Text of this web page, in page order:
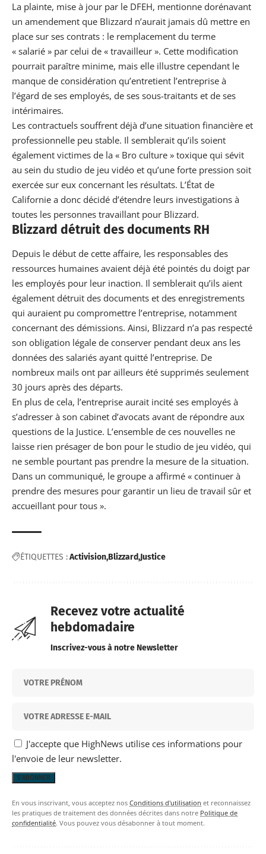
La plainte, mise à jour par le DFEH, mentionne dorénavant
un amendement que Blizzard n’aurait jamais dû mettre en
place sur ses contrats : le remplacement du terme
« salarié » par celui de « travailleur ». Cette modification
pourrait paraître minime, mais elle illustre cependant le
manque de considération qu’entretient l’entreprise à
l’égard de ses employés, de ses sous-traitants et de ses
intérimaires.
Les contractuels souffrent déjà d’une situation financière et
professionnelle peu stable. Il semblerait qu’ils soient
également victimes de la « Bro culture » toxique qui sévit
au sein du studio de jeu vidéo et qu’une forte pression soit
exercée sur eux concernant les résultats. L’État de
Californie a donc décidé d’étendre leurs investigations à
toutes les personnes travaillant pour Blizzard.
Blizzard détruit des documents RH
Depuis le début de cette affaire, les responsables des
ressources humaines avaient déjà été pointés du doigt par
les employés pour leur inaction. Il semblerait qu’ils aient
également détruit des documents et des enregistrements
qui auraient pu compromettre l’entreprise, notamment
concernant des démissions. Ainsi, Blizzard n’a pas respecté
son obligation légale de conserver pendant deux ans les
données des salariés ayant quitté l’entreprise. De
nombreux mails ont par ailleurs été supprimés seulement
30 jours après des départs.
En plus de cela, l’entreprise aurait incité ses employés à
s’adresser à son cabinet d’avocats avant de répondre aux
questions de la Justice. L’ensemble de ces nouvelles ne
laisse rien présager de bon pour le studio de jeu vidéo, qui
ne semble pourtant pas prendre la mesure de la situation.
Dans un communiqué, le groupe a affirmé « continuer à
prendre des mesures pour garantir un lieu de travail sûr et
accueillant pour tous ».
ÉTIQUETTES :Activision Blizzard Justice
Recevez votre actualité
hebdomadaire
Inscrivez-vous à notre Newsletter
J'accepte que HighNews utilise ces informations pour
l'envoie de leur newsletter.
En vous inscrivant, vous acceptez nos Conditions d'utilisation et reconnaissez
les pratiques de traitement des données décrites dans notre Politique de
confidentialité. Vous pouvez vous désabonner à tout moment.